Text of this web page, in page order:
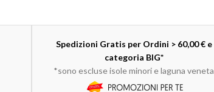
Spedizioni Gratis per Ordini > 60,00 € e
categoria BIG*
*sono escluse isole minori e laguna veneta